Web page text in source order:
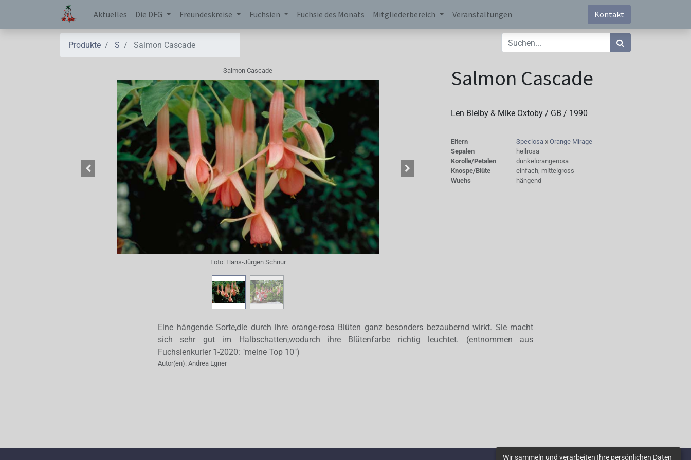
Aktuelles Die DFG Freundeskreise Fuchsien Fuchsie des Monats Mitgliederbereich Veranstaltungen Kontakt
Produkte S Salmon Cascade
Salmon Cascade
Foto: Hans-Jürgen Schnur
Salmon Cascade
Len Bielby & Mike Oxtoby / GB / 1990
Eltern Speciosa x Orange Mirage
Sepalen
hellrosa
Korolle/Petalen
dunkelorangerosa
Knospe/Blüte
einfach, mittelgross
Wuchs
hängend
Eine hängende Sorte,die durch ihre orange-rosa Blüten ganz besonders bezaubernd wirkt. Sie macht
sich sehr gut im Halbschatten,wodurch ihre Blütenfarbe richtig leuchtet. (entnommen aus
Fuchsienkurier 1-2020: "meine Top 10")
Autor(en): Andrea Egner
Wir sammeln und verarbeiten Ihre persönlichen Daten